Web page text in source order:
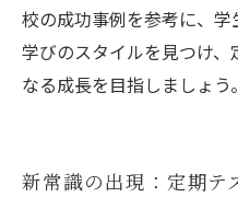
校の成功事例を参考に、
学びのスタイルを見つけ
なる成長を目指しましょう。
新常識の出現：定期テ